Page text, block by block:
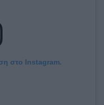
στο Instagram.